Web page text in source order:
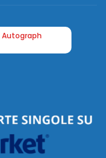
Autograph